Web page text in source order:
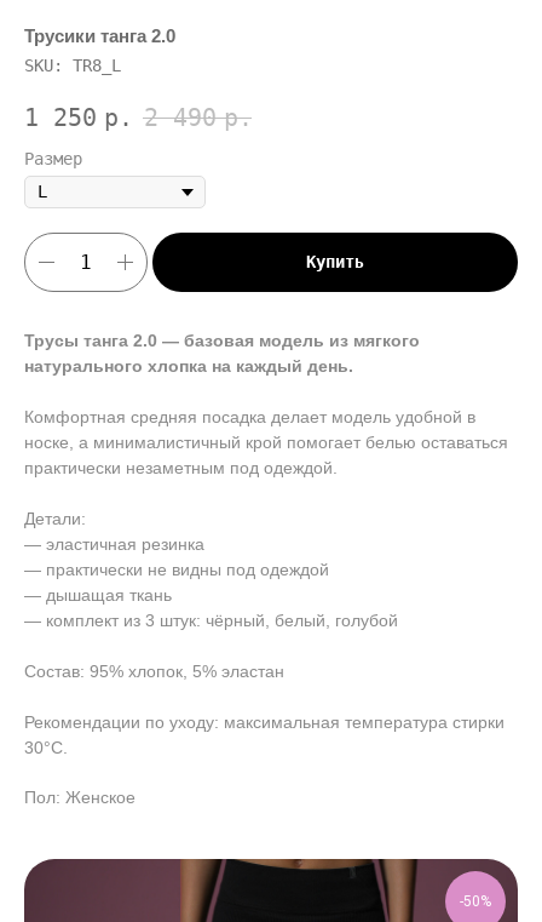
Трусики танга 2.0
SKU: TR8_L
1 250 р. 2 490 р.
Размер
Купить
Трусы танга 2.0 — базовая модель из мягкого
натурального хлопка на каждый день.
Комфортная средняя посадка делает модель удобной в
носке, а минималистичный крой помогает белью оставаться
практически незаметным под одеждой.
Детали:
— эластичная резинка
— практически не видны под одеждой
— дышащая ткань
— комплект из 3 штук: чёрный, белый, голубой
Состав: 95% хлопок, 5% эластан
Рекомендации по уходу: максимальная температура стирки
30°C.
Пол: Женское
-50%